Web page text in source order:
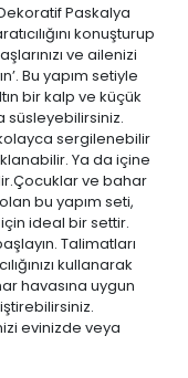
Paskalya
konuşturup
ve ailenizi
Bu yapım setiyle
bir kalp ve küçük
süsleyebilirsiniz.
sergilenebilir
Ya da içine
ve bahar
bu yapım seti,
ideal bir settir.
Talimatları
kullanarak
havasına uygun
evinizde veya